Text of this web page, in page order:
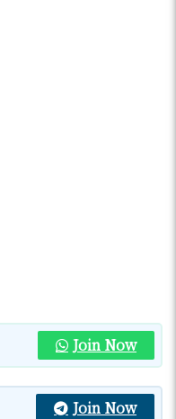
Join Now
Join Now